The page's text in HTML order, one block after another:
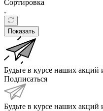
Сортировка
Показать
Будьте в курсе наших акций
Подписаться
Будьте в курсе наших акций